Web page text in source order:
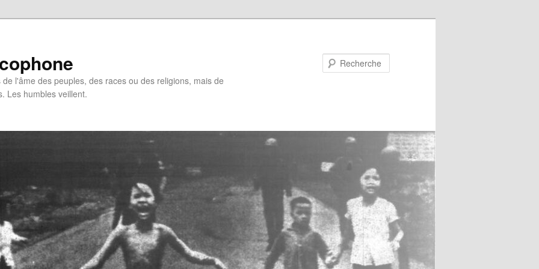
l'âme des peuples, des races ou des religions, mais de
Les humbles veillent.